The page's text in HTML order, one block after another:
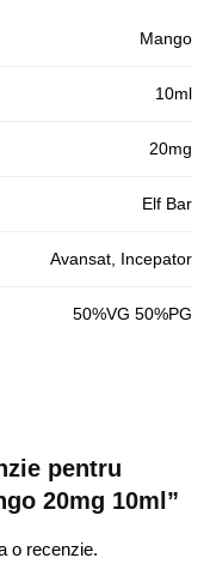
Mango
10ml
20mg
Elf Bar
Avansat, Incepator
50%VG 50%PG
pentru
20mg 10ml”
o recenzie.